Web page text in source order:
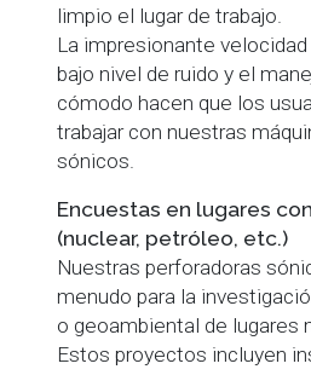
limpio el lugar de trabajo.
La impresionante
bajo nivel de ruido y el
cómodo hacen que los
trabajar con nuestras
sónicos.
Encuestas en lugares
(nuclear, petróleo, etc.)
Nuestras perforadoras
menudo para la
o geoambiental de lugares
Estos proyectos incluyen